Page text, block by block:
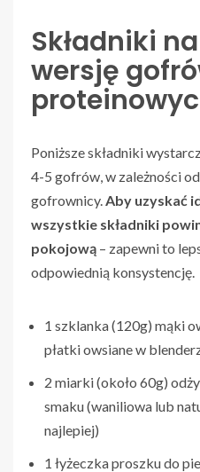
Składniki
wersję
Poniższe składniki
4-5 gofrów, w zależności
gofrownicy.Aby uzyskać
wszystkie składniki
pokojową – zapewni to
odpowiednią konsystencję.
1 szklanka (120g) mąki
płatki owsiane w
2 miarki (około 60g)
smaku (waniliowa lub
najlepiej)
1 łyżeczka proszku do